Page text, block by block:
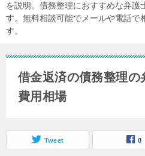
を説明。債務整理におすすめな弁護
す。無料相談可能でメールや電話で
す。
借金返済の債務整理の
費用相場
Tweet 0